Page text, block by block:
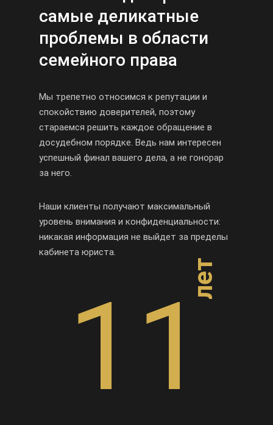
самые деликатные
проблемы в области
семейного права
Мы трепетно относимся к репутации и
спокойствию доверителей, поэтому
стараемся решить каждое обращение в
досудебном порядке. Ведь нам интересен
успешный финал вашего дела, а не гонорар
за него.
Наши клиенты получают максимальный
уровень внимания и конфиденциальности:
никакая информация не выйдет за пределы
кабинета юриста.
11